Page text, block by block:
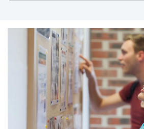
administracyjnoprawnych
pracą i pomocą socjalną.